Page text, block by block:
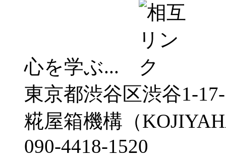
心を学ぶ...
東京都渋谷区渋谷1-
糀屋箱機構（
090-4418-1520